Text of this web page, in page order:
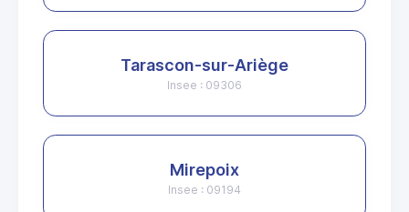
Tarascon-sur-Ariège
Insee : 09306
Mirepoix
Insee : 09194